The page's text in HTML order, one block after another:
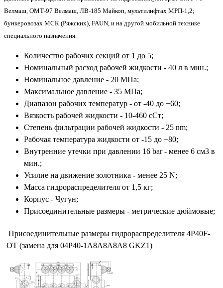
Велмаш, ОМТ-97 Велмаш, ЛВ-185 Майкоп, мультилифтах МРП-1,2;
бункеровозах МСК (Ряжских), FAUN, и на другой мобильной технике
специального назначения.
Количество рабочих секций от 1 до 5;
Номинальный расход рабочей жидкости - 40 л в мин.;
Номинальное давление - 20 МПа;
Максимальное давление - 35 МПа;
Диапазон рабочих температур - от -40 до +60;
Вязкость рабочей жидкости - 10-460 сСт;
Степень фильтрации рабочей жидкости - 25 nm;
Рабочая температура жидкости от -15 до +80;
Внутренние утечки при давлении 16 bar - менее 6 см3 в
мин.;
Усилие на движение золотника - менее 25 N;
Масса гидрораспределителя от 1,5 кг;
Корпус - Чугун;
Присоединительные размеры - метрические дюймовые;
Присоединительные размеры гидрораспределителя 4P40F-
OT (замена для 04Р40-1А8А8А8А8 GKZ1)